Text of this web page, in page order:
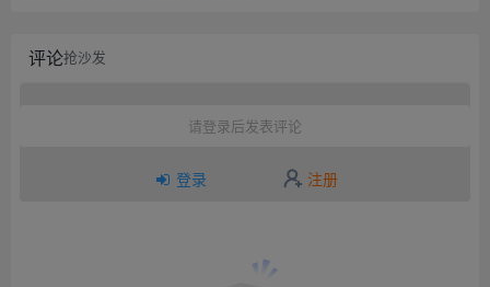
评论抢沙发
请登录后发表评论
登录 注册